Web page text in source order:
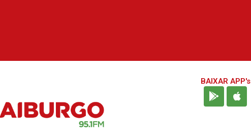
BAIXAR APP's